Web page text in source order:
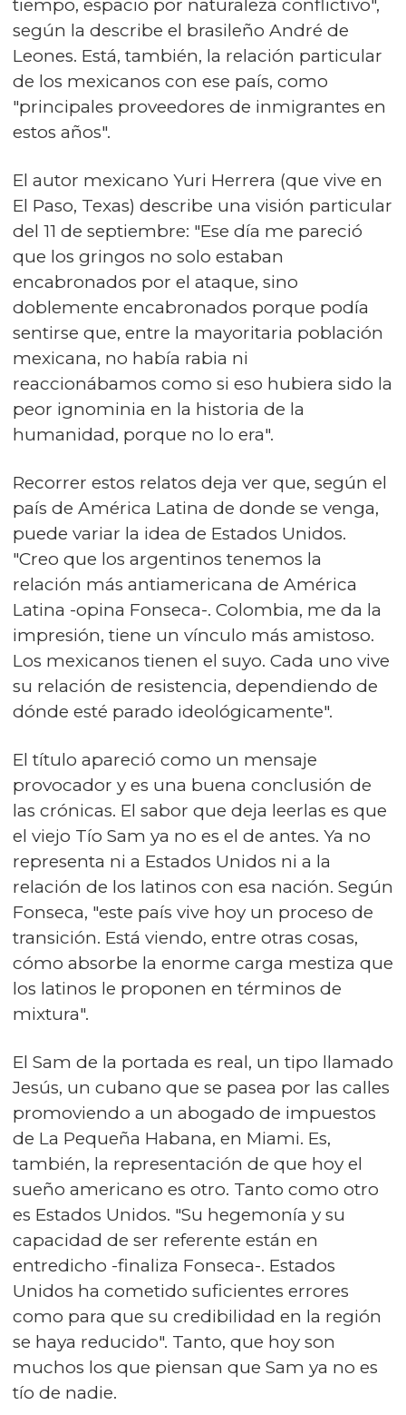
tiempo, espacio por naturaleza conflictivo",
según la describe el brasileño André de
Leones. Está, también, la relación particular
de los mexicanos con ese país, como
"principales proveedores de inmigrantes en
estos años".
El autor mexicano Yuri Herrera (que vive en
El Paso, Texas) describe una visión particular
del 11 de septiembre: "Ese día me pareció
que los gringos no solo estaban
encabronados por el ataque, sino
doblemente encabronados porque podía
sentirse que, entre la mayoritaria población
mexicana, no había rabia ni
reaccionábamos como si eso hubiera sido la
peor ignominia en la historia de la
humanidad, porque no lo era".
Recorrer estos relatos deja ver que, según el
país de América Latina de donde se venga,
puede variar la idea de Estados Unidos.
"Creo que los argentinos tenemos la
relación más antiamericana de América
Latina -opina Fonseca-. Colombia, me da la
impresión, tiene un vínculo más amistoso.
Los mexicanos tienen el suyo. Cada uno vive
su relación de resistencia, dependiendo de
dónde esté parado ideológicamente".
El título apareció como un mensaje
provocador y es una buena conclusión de
las crónicas. El sabor que deja leerlas es que
el viejo Tío Sam ya no es el de antes. Ya no
representa ni a Estados Unidos ni a la
relación de los latinos con esa nación. Según
Fonseca, "este país vive hoy un proceso de
transición. Está viendo, entre otras cosas,
cómo absorbe la enorme carga mestiza que
los latinos le proponen en términos de
mixtura".
El Sam de la portada es real, un tipo llamado
Jesús, un cubano que se pasea por las calles
promoviendo a un abogado de impuestos
de La Pequeña Habana, en Miami. Es,
también, la representación de que hoy el
sueño americano es otro. Tanto como otro
es Estados Unidos. "Su hegemonía y su
capacidad de ser referente están en
entredicho -finaliza Fonseca-. Estados
Unidos ha cometido suficientes errores
como para que su credibilidad en la región
se haya reducido". Tanto, que hoy son
muchos los que piensan que Sam ya no es
tío de nadie.